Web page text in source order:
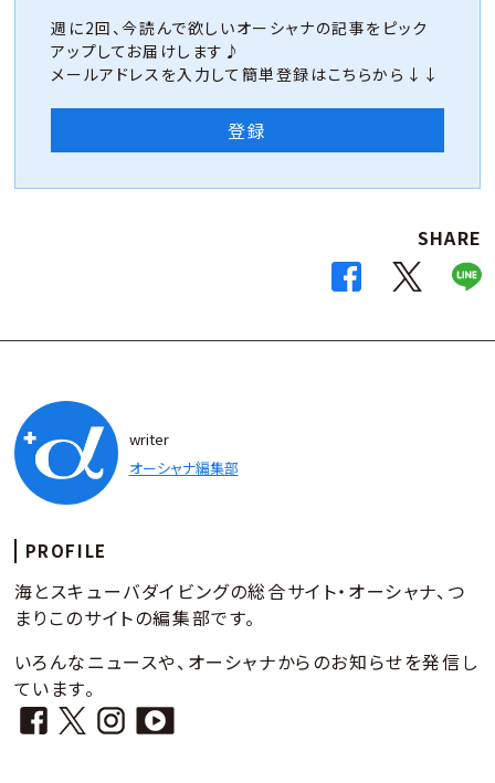
週に2回、今読んで欲しいオーシャナの記事をピック
アップしてお届けします♪
メールアドレスを入力して簡単登録はこちらから↓↓
登録
SHARE
writer
オーシャナ編集部
PROFILE
海とスキューバダイビングの総合サイト・オーシャナ、つ
まりこのサイトの編集部です。
いろんなニュースや、オーシャナからのお知らせを発信し
ています。